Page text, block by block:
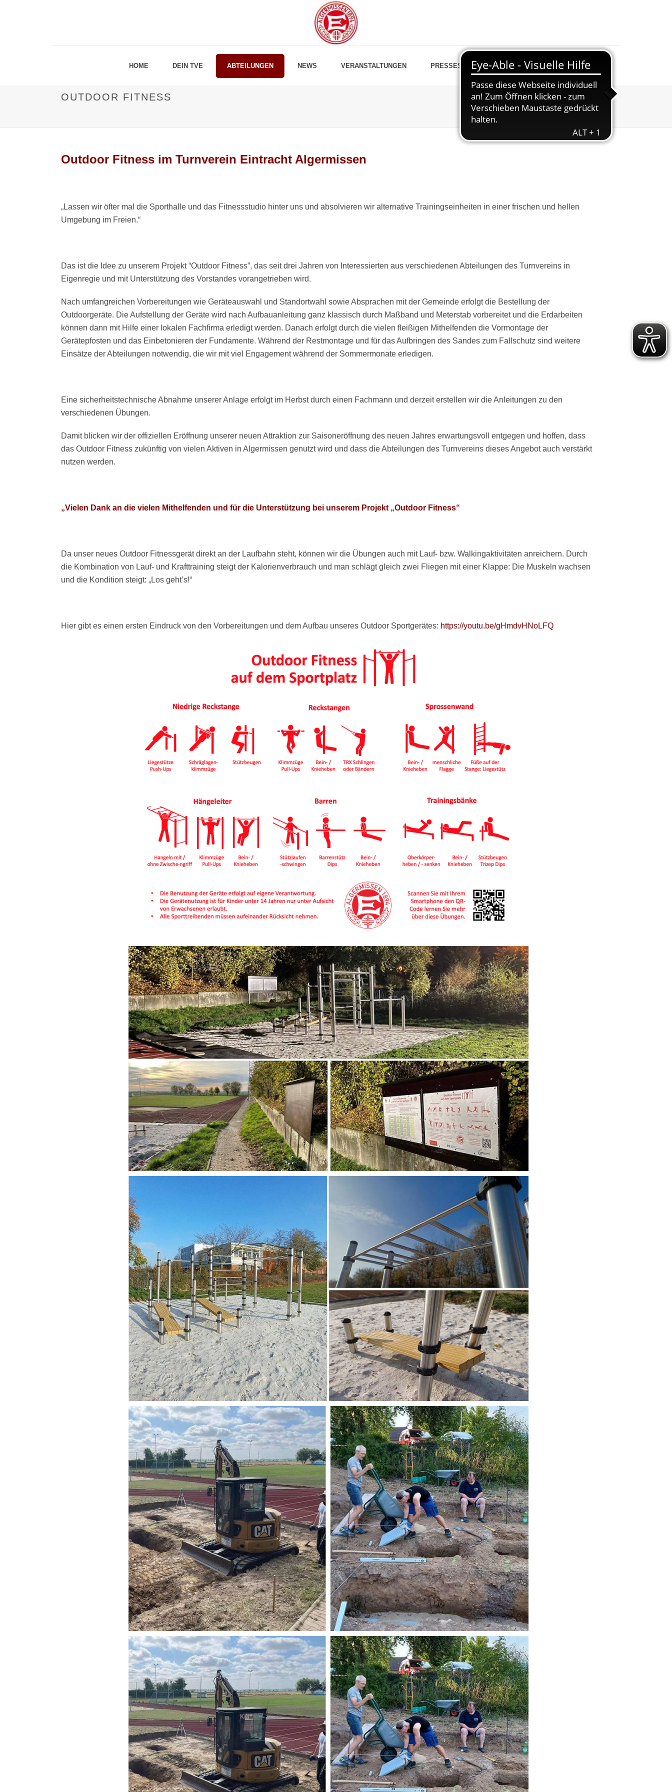
HOME DEIN TVE ABTEILUNGEN NEWS VERANSTALTUNGEN PRESSESPIEGEL SHOP
OUTDOOR FITNESS
Outdoor Fitness im Turnverein Eintracht Algermissen
„Lassen wir öfter mal die Sporthalle und das Fitnessstudio hinter uns und absolvieren wir alternative Trainingseinheiten in einer frischen und hellen
Umgebung im Freien.“
Das ist die Idee zu unserem Projekt “Outdoor Fitness”, das seit drei Jahren von Interessierten aus verschiedenen Abteilungen des Turnvereins in
Eigenregie und mit Unterstützung des Vorstandes vorangetrieben wird.
Nach umfangreichen Vorbereitungen wie Geräteauswahl und Standortwahl sowie Absprachen mit der Gemeinde erfolgt die Bestellung der
Outdoorgeräte. Die Aufstellung der Geräte wird nach Aufbauanleitung ganz klassisch durch Maßband und Meterstab vorbereitet und die Erdarbeiten
können dann mit Hilfe einer lokalen Fachfirma erledigt werden. Danach erfolgt durch die vielen fleißigen Mithelfenden die Vormontage der
Gerätepfosten und das Einbetonieren der Fundamente. Während der Restmontage und für das Aufbringen des Sandes zum Fallschutz sind weitere
Einsätze der Abteilungen notwendig, die wir mit viel Engagement während der Sommermonate erledigen.
Eine sicherheitstechnische Abnahme unserer Anlage erfolgt im Herbst durch einen Fachmann und derzeit erstellen wir die Anleitungen zu den
verschiedenen Übungen.
Damit blicken wir der offiziellen Eröffnung unserer neuen Attraktion zur Saisoneröffnung des neuen Jahres erwartungsvoll entgegen und hoffen, dass
das Outdoor Fitness zukünftig von vielen Aktiven in Algermissen genutzt wird und dass die Abteilungen des Turnvereins dieses Angebot auch verstärkt
nutzen werden.
„Vielen Dank an die vielen Mithelfenden und für die Unterstützung bei unserem Projekt „Outdoor Fitness“
Da unser neues Outdoor Fitnessgerät direkt an der Laufbahn steht, können wir die Übungen auch mit Lauf- bzw. Walkingaktivitäten anreichern. Durch
die Kombination von Lauf- und Krafttraining steigt der Kalorienverbrauch und man schlägt gleich zwei Fliegen mit einer Klappe: Die Muskeln wachsen
und die Kondition steigt: „Los geht’s!“
Hier gibt es einen ersten Eindruck von den Vorbereitungen und dem Aufbau unseres Outdoor Sportgerätes: https://youtu.be/gHmdvHNoLFQ